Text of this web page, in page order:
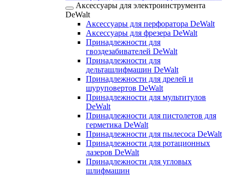
Аксессуары для электроинструмента
DeWalt
Аксессуары для перфоратора DeWalt
Аксессуары для фрезера DeWalt
Принадлежности для
гвоздезабивателей DeWalt
Принадлежности для
дельташлифмашин DeWalt
Принадлежности для дрелей и
шуруповертов DeWalt
Принадлежности для мультитулов
DeWalt
Принадлежности для пистолетов для
герметика DeWalt
Принадлежности для пылесоса DeWalt
Принадлежности для ротационных
лазеров DeWalt
Принадлежности для угловых
шлифмашин